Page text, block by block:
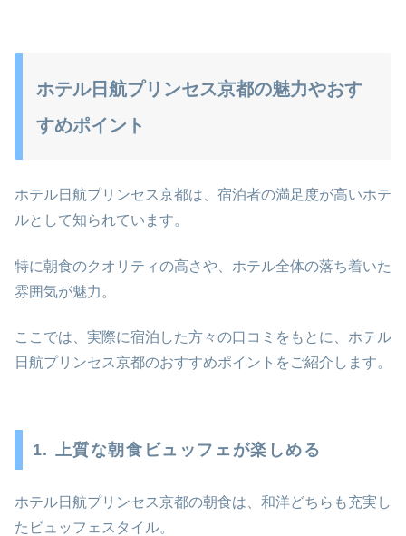
ホテル日航プリンセス京都の魅力やおす
すめポイント
ホテル日航プリンセス京都は、宿泊者の満足度が高いホテ
ルとして知られています。
特に朝食のクオリティの高さや、ホテル全体の落ち着いた
雰囲気が魅力。
ここでは、実際に宿泊した方々の口コミをもとに、ホテル
日航プリンセス京都のおすすめポイントをご紹介します。
1. 上質な朝食ビュッフェが楽しめる
ホテル日航プリンセス京都の朝食は、和洋どちらも充実し
たビュッフェスタイル。